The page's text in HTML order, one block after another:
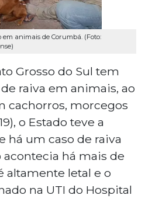
animais de Corumbá. (Foto:
Grosso do Sul tem
raiva em animais, ao
cachorros, morcegos
o Estado teve a
há um caso de raiva
há mais de
altamente letal e o
na UTI do Hospital